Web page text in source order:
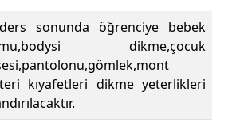
sonunda öğrenciye bebek
dikme,çocuk
kıyafetleri dikme yeterlikleri